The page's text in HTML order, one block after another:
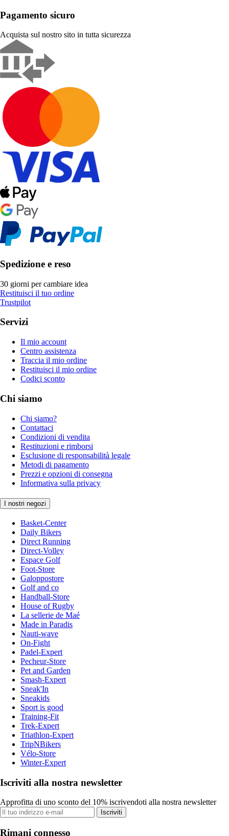
Pagamento sicuro
Acquista sul nostro sito in tutta sicurezza
Spedizione e reso
30 giorni per cambiare idea
Restituisci il tuo ordine
Trustpilot
Servizi
Il mio account
Centro assistenza
Traccia il mio ordine
Restituisci il mio ordine
Codici sconto
Chi siamo
Chi siamo?
Contattaci
Condizioni di vendita
Restituzioni e rimborsi
Esclusione di responsabilità legale
Metodi di pagamento
Prezzi e opzioni di consegna
Informativa sulla privacy
I nostri negozi
Basket-Center
Daily Bikers
Direct Running
Direct-Volley
Espace Golf
Foot-Store
Galoppostore
Golf and co
Handball-Store
House of Rugby
La sellerie de Maé
Made in Paradis
Nauti-wave
On-Fight
Padel-Expert
Pecheur-Store
Pet and Garden
Smash-Expert
Sneak'In
Sneakids
Sport is good
Training-Fit
Trek-Expert
Triathlon-Expert
TripNBikers
Vélo-Store
Winter-Expert
Iscriviti alla nostra newsletter
Approfitta di uno sconto del 10% iscrivendoti alla nostra newsletter
Iscriviti
Rimani connesso